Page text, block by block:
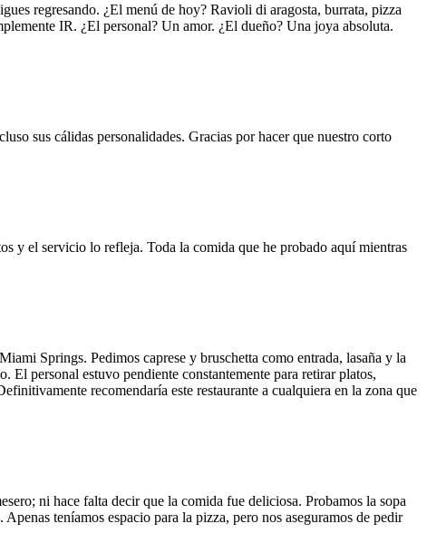
regresando. ¿El menú de hoy? Ravioli di aragosta, burrata, pizza
IR. ¿El personal? Un amor. ¿El dueño? Una joya absoluta.
sus cálidas personalidades. Gracias por hacer que nuestro corto
y el servicio lo refleja. Toda la comida que he probado aquí mientras
Springs. Pedimos caprese y bruschetta como entrada, lasaña y la
personal estuvo pendiente constantemente para retirar platos,
recomendaría este restaurante a cualquiera en la zona que
ni hace falta decir que la comida fue deliciosa. Probamos la sopa
teníamos espacio para la pizza, pero nos aseguramos de pedir